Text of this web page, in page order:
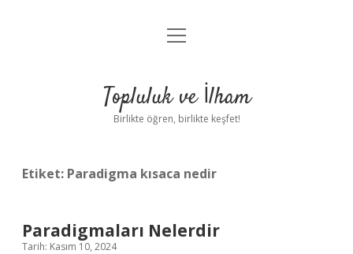
Anasayfa
Yasal Uyarı
menüyü
Topluluk ve İlham
Birlikte öğren, birlikte keşfet!
Etiket: Paradigma kısaca nedir
Paradigmaları Nelerdir
Tarih: Kasım 10, 2024